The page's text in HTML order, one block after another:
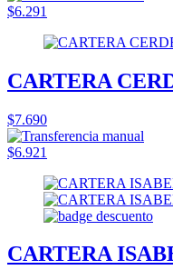
$6.291
CARTERA
$7.690
$6.921
CARTERA